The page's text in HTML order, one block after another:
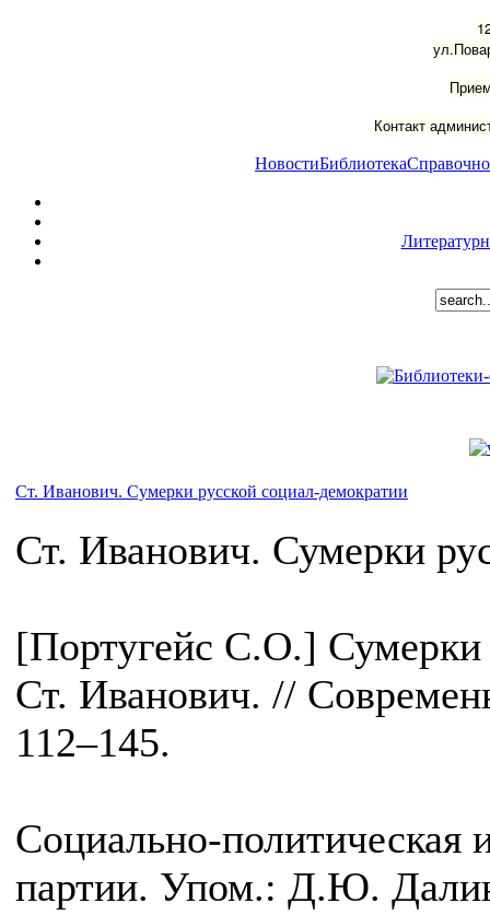
Контакт
НовостиБиблиотека
Ст. Иванович. Сумерки русской социал-демократии
Ст. Иванович. Сумерки
[Португейс С.О.] Сумерки
Ст. Иванович. //
112–145.
Социально-политическая
партии. Упом.: Д.Ю.